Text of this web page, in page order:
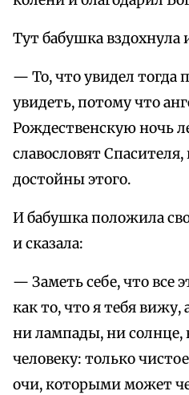
Тут бабушка вздохнула
— То, что увидел тогда
увидеть, потому что
Рождественскую ночь
славословят
достойны этого.
И бабушка положила
и сказала:
— Заметь себе, что все
как то, что я тебя
ни лампады, ни солнце,
человеку: только
очи, которыми может